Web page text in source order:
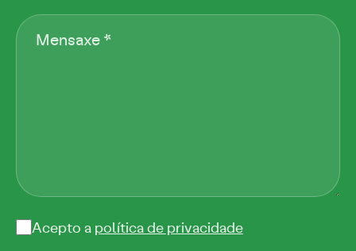
Mensaxe
Acepto a política de privacidade